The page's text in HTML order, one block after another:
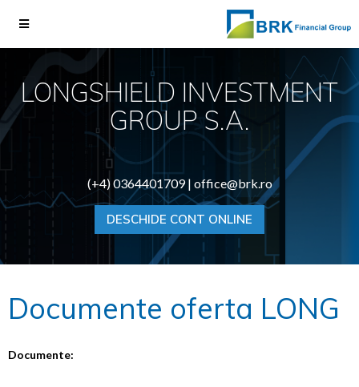
LONGSHIELD INVESTMENT
GROUP S.A.
(+4) 0364401709 | office@brk.ro
DESCHIDE CONT ONLINE
Documente oferta LONG
Documente: